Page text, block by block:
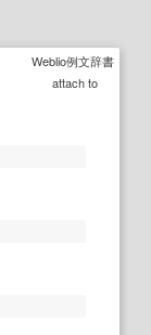
Weblio例文辞書
attach to